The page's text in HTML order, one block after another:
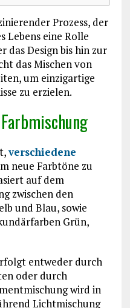
Prozess, der
Lebens eine Rolle
das Design bis hin zur
das Mischen von
um einzigartige
zu erzielen.
verschiedene
neue Farbtöne zu
auf dem
zwischen den
und Blau, sowie
Grün,
entweder durch
oder durch
wird in
Lichtmischung